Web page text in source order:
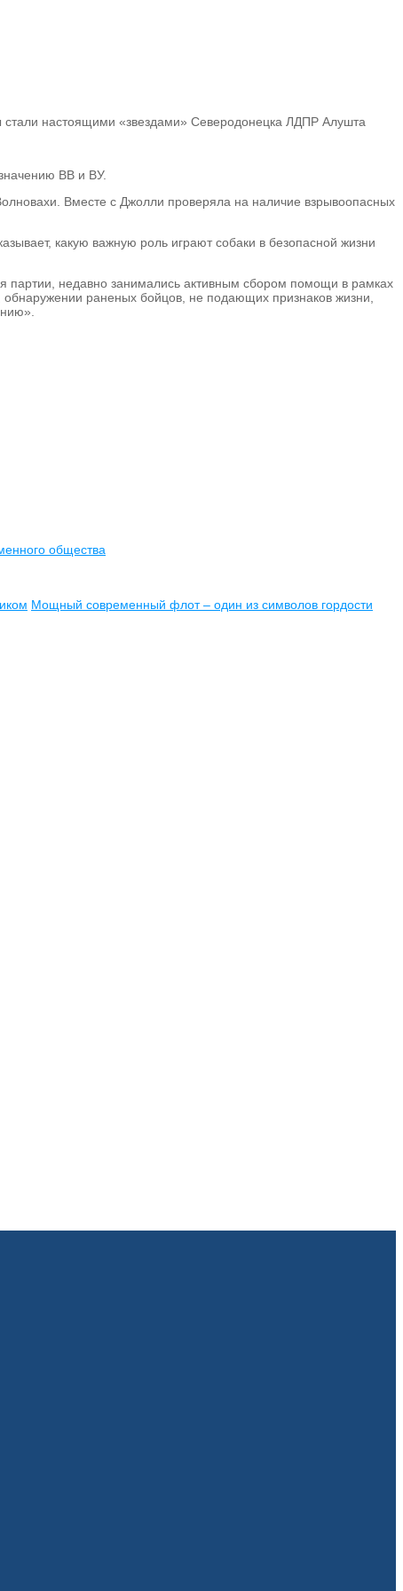
стали настоящими «звездами» Северодонецка ЛДПР Алушта
ВВ и ВУ.
Вместе с Джолли проверяла на наличие взрывоопасных
какую важную роль играют собаки в безопасной жизни
партии, недавно занимались активным сбором помощи в рамках
обнаружении раненых бойцов, не подающих признаков жизни,
общества
Мощный современный флот – один из символов гордости